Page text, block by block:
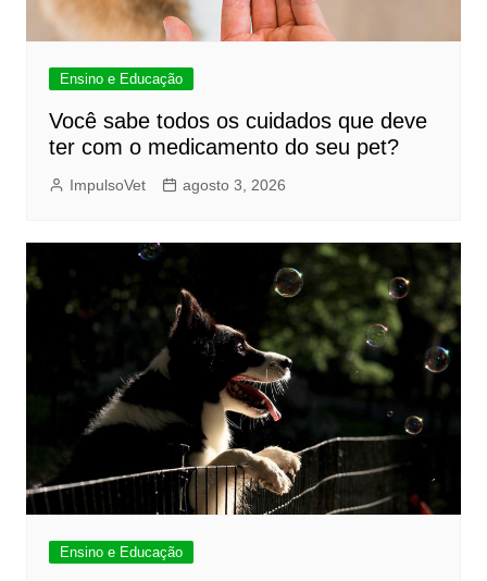
Ensino e Educação
Você sabe todos os cuidados que deve
ter com o medicamento do seu pet?
ImpulsoVet agosto 3, 2026
Ensino e Educação